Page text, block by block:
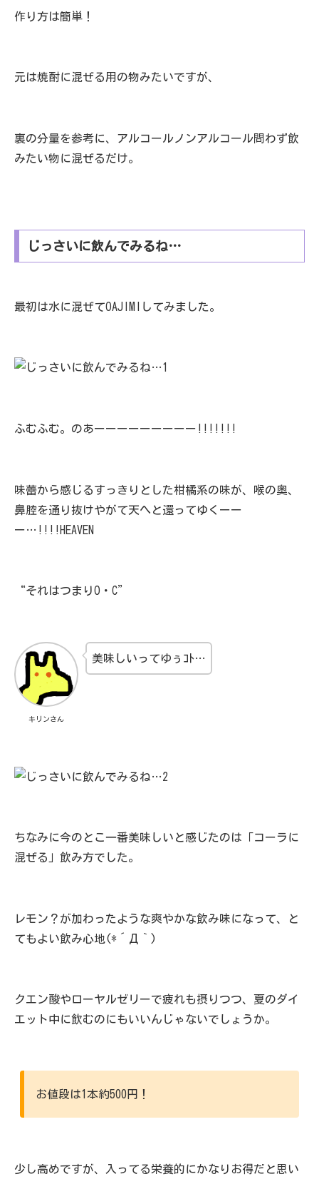
作り方は簡単！
元は焼酎に混ぜる用の物みたいですが、
裏の分量を参考に、アルコールノンアルコール問わず飲
みたい物に混ぜるだけ。
じっさいに飲んでみるね…
最初は水に混ぜてOAJIMIしてみました。
ふむふむ。のあーーーーーーーーー!!!!!!!
味蕾から感じるすっきりとした柑橘系の味が、喉の奥、
鼻腔を通り抜けやがて天へと還ってゆくーー
ー…!!!!HEAVEN
“それはつまりO・C”
キリンさん
美味しいってゆぅｺﾄ…
ちなみに今のとこ一番美味しいと感じたのは「コーラに
混ぜる」飲み方でした。
レモン？が加わったような爽やかな飲み味になって、と
てもよい飲み心地(*´Д｀)
クエン酸やローヤルゼリーで疲れも摂りつつ、夏のダイ
エット中に飲むのにもいいんじゃないでしょうか。
お値段は1本約500円！
少し高めですが、入ってる栄養的にかなりお得だと思い